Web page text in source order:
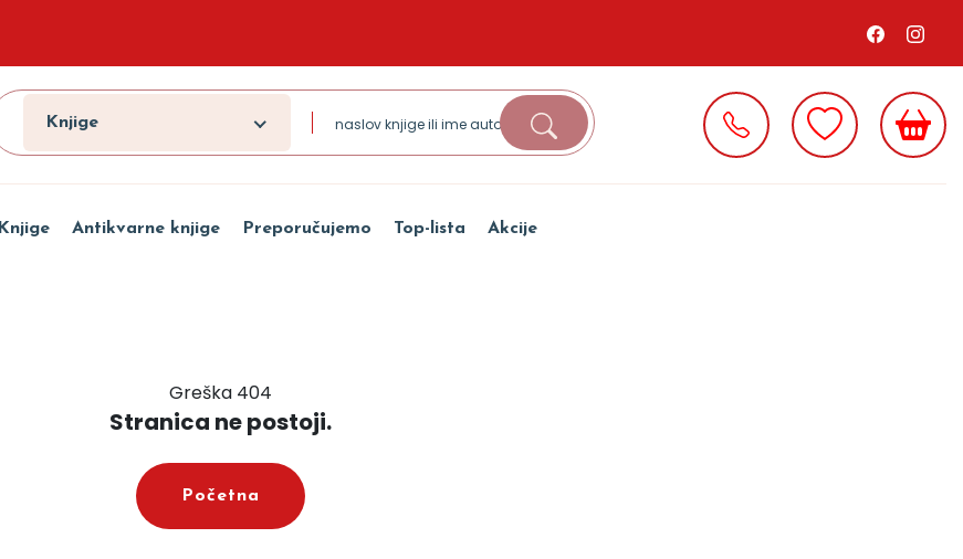
Knjige
Knjige Antikvarne knjige Preporučujemo Top-lista Akcije
Greška 404
Stranica ne postoji.
Početna